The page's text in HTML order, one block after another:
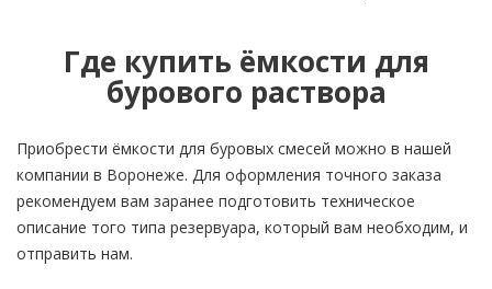
Где купить ёмкости для
бурового раствора
Приобрести ёмкости для буровых смесей можно в нашей
компании в Воронеже. Для оформления точного заказа
рекомендуем вам заранее подготовить техническое
описание того типа резервуара, который вам необходим, и
отправить нам.